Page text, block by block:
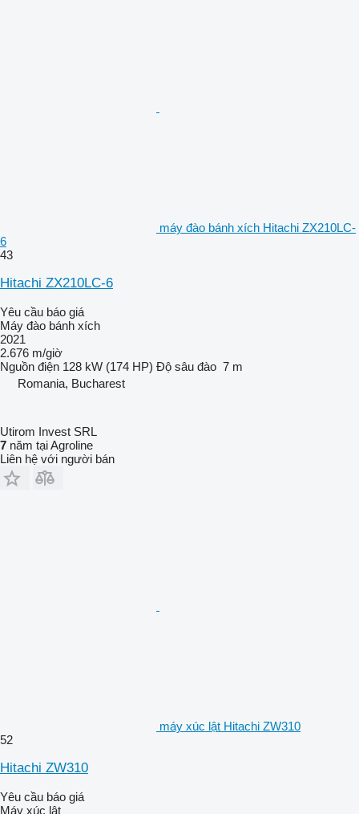
máy đào bánh xích Hitachi ZX210LC-
6
43
Hitachi ZX210LC-6
Yêu cầu báo giá
Máy đào bánh xích
2021
2.676 m/giờ
Nguồn điện 128 kW (174 HP) Độ sâu đào 7 m
Romania, Bucharest
Utirom Invest SRL
7 năm tại Agroline
Liên hệ với người bán
máy xúc lật Hitachi ZW310
52
Hitachi ZW310
Yêu cầu báo giá
Máy xúc lật